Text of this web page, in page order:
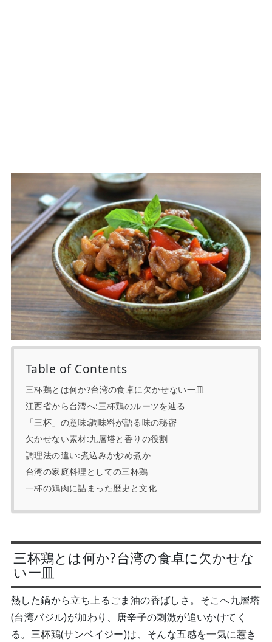
Table of Contents
三杯鶏とは何か?台湾の食卓に欠かせない一皿
江西省から台湾へ:三杯鶏のルーツを辿る
「三杯」の意味:調味料が語る味の秘密
欠かせない素材:九層塔と香りの役割
調理法の違い:煮込みか炒め煮か
台湾の家庭料理としての三杯鶏
一杯の鶏肉に詰まった歴史と文化
三杯鶏とは何か?台湾の食卓に欠かせな
い一皿
熱した鍋から立ち上るごま油の香ばしさ。そこへ九層塔
(台湾バジル)が加わり、唐辛子の刺激が追いかけてく
る。三杯鶏(サンベイジー)は、そんな五感を一気に惹き